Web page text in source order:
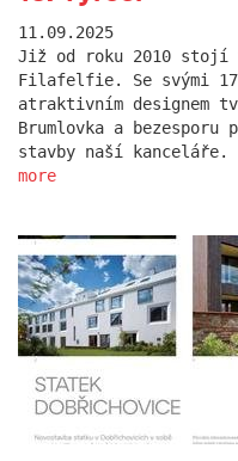
11.09.2025
Již od roku 2010 stojí
Filafelfie. Se svými 17
atraktivním designem
Brumlovka a
stavby naší kanceláře.
more